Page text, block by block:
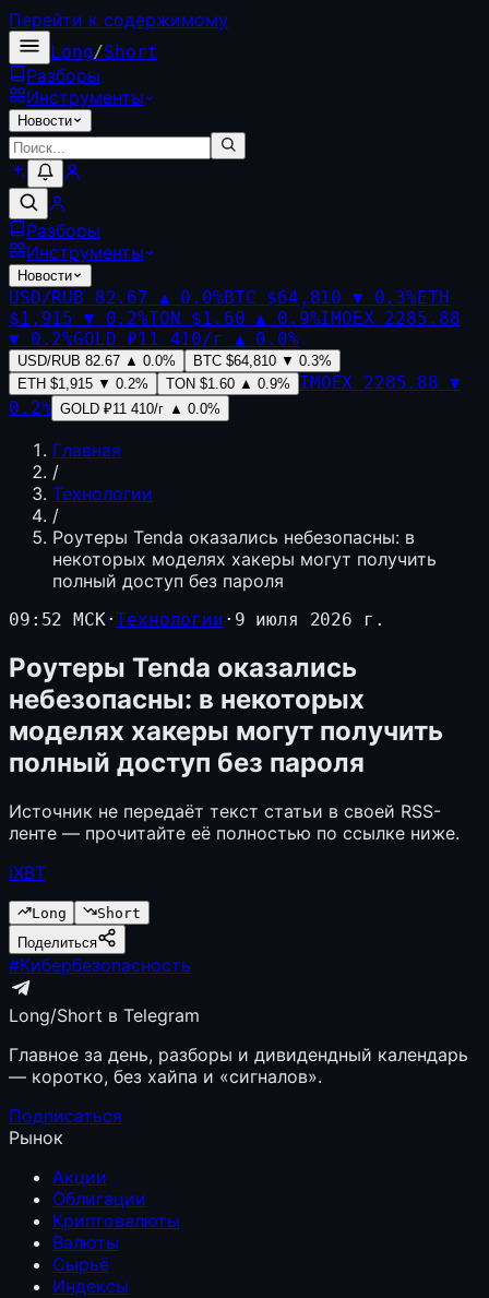
Перейти к содержимому
Long/Short
Разборы
Инструменты
Новости
Разборы
Инструменты
Новости
USD/RUB 82.67 ▲ 0.0%BTC $64,810 ▼ 0.3%ETH
$1,915 ▼ 0.2%TON $1.60 ▲ 0.9%IMOEX 2285.88
▼ 0.2%GOLD ₽11 410/г ▲ 0.0%
USD/RUB 82.67 ▲ 0.0% BTC $64,810 ▼ 0.3%
ETH $1,915 ▼ 0.2% TON $1.60 ▲ 0.9% IMOEX 2285.88 ▼
0.2% GOLD ₽11 410/г ▲ 0.0%
Главная
/
Технологии
/
Роутеры Tenda оказались небезопасны: в
некоторых моделях хакеры могут получить
полный доступ без пароля
09:52 МСК·Технологии · 9 июля 2026 г.
Роутеры Tenda оказались
небезопасны: в некоторых
моделях хакеры могут получить
полный доступ без пароля
Источник не передаёт текст статьи в своей RSS-
ленте — прочитайте её полностью по ссылке ниже.
iXBT
Long
Short
Поделиться
#Кибербезопасность
Long/Short в Telegram
Главное за день, разборы и дивидендный календарь
— коротко, без хайпа и «сигналов».
Подписаться
Рынок
Акции
Облигации
Криптовалюты
Валюты
Сырьё
Индексы